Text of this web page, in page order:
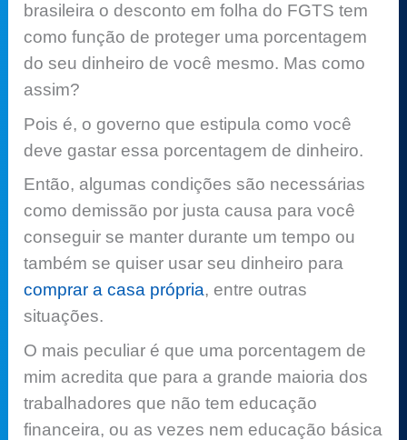
brasileira o desconto em folha do FGTS tem
como função de proteger uma porcentagem
do seu dinheiro de você mesmo. Mas como
assim?
Pois é, o governo que estipula como você
deve gastar essa porcentagem de dinheiro.
Então, algumas condições são necessárias
como demissão por justa causa para você
conseguir se manter durante um tempo ou
também se quiser usar seu dinheiro para
comprar a casa própria, entre outras
situações.
O mais peculiar é que uma porcentagem de
mim acredita que para a grande maioria dos
trabalhadores que não tem educação
financeira, ou as vezes nem educação básica